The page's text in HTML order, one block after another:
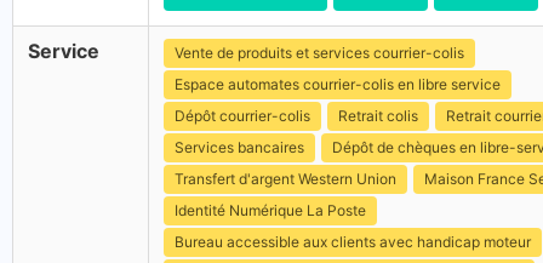
Service
Vente de produits et services courrier-colis
Espace automates courrier-colis en libre service
Dépôt courrier-colis
Retrait colis
Retrait
Services bancaires
Dépôt de chèques en libre-
Transfert d'argent Western Union
Maison France
Identité Numérique La Poste
Bureau accessible aux clients avec handicap moteur